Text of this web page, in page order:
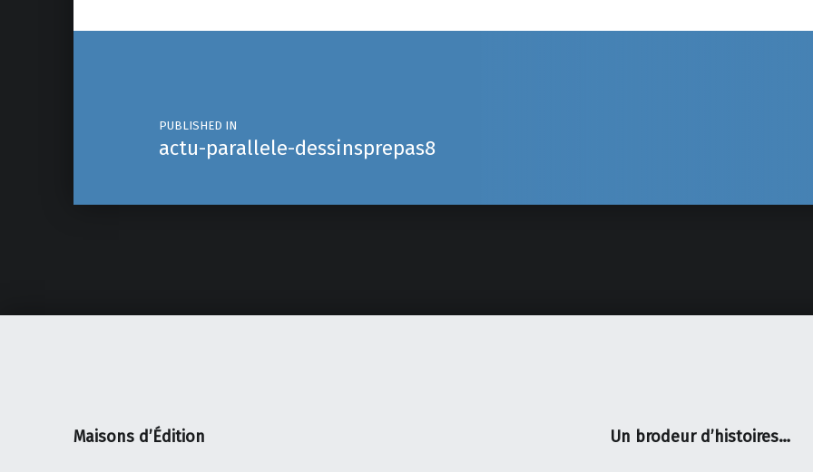
Post navigation
PUBLISHED IN
actu-parallele-dessinsprepas8
Maisons d’Édition Un brodeur d’histoires…